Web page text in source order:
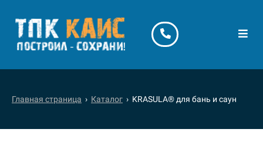
Главная страница › Каталог › KRASULA® для бань и саун